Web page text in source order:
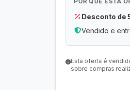
Desconto de
Vendido e
Esta oferta é
sobre compras